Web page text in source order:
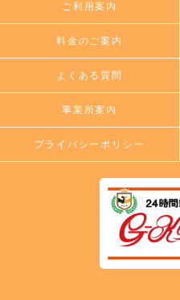
ご利用案内
料金のご案内
よくある質問
事業所案内
プライバシーポリシー